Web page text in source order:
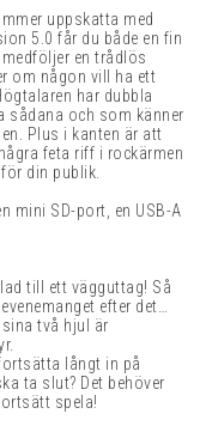
uppskatta med
5.0 får du både en fin
en trådlös
om någon vill ha ett
har dubbla
sådana och som känner
Plus i kanten är att
feta riff i rockärmen
din publik.
mini SD-port, en USB-A
till ett vägguttag! Så
efter det…
två hjul är
långt in på
ta slut? Det behöver
spela!